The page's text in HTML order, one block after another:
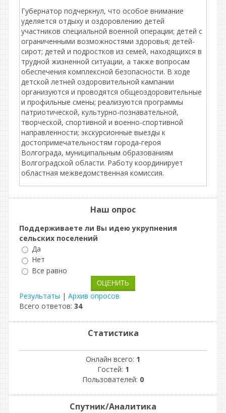
Губернатор подчеркнул, что особое внимание
уделяется отдыху и оздоровлению детей
участников специальной военной операции; детей с
ограниченными возможностями здоровья; детей-
сирот; детей и подростков из семей, находящихся в
трудной жизненной ситуации, а также вопросам
обеспечения комплексной безопасности. В ходе
детской летней оздоровительной кампании
организуются и проводятся общеоздоровительные
и профильные смены; реализуются программы
патриотической, культурно-познавательной,
творческой, спортивной и военно-спортивной
направленности; экскурсионные выезды к
достопримечательностям города-героя
Волгограда, муниципальным образованиям
Волгоградской области. Работу координирует
областная межведомственная комиссия.
Наш опрос
Поддерживаете ли Вы идею укрупнения
сельских поселений
Да
Нет
Все равно
Результаты | Архив опросов
Всего ответов: 34
Статистика
Онлайн всего: 1
Гостей: 1
Пользователей: 0
Спутник/Аналитика